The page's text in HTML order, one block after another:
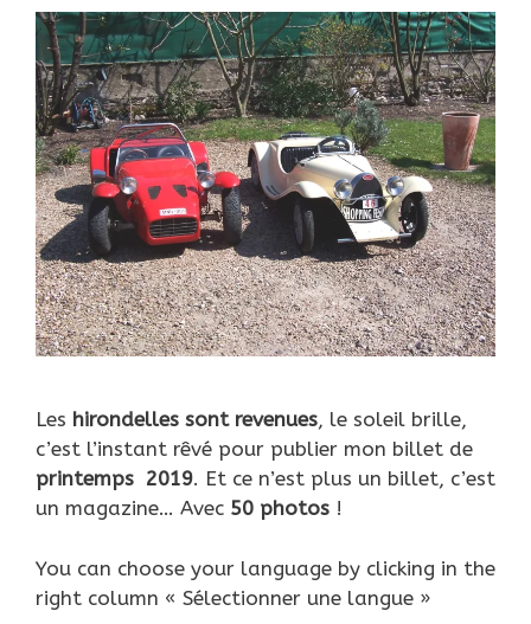
Les hirondelles sont revenues, le soleil brille,
c’est l’instant rêvé pour publier mon billet de
printemps 2019. Et ce n’est plus un billet, c’est
un magazine… Avec 50 photos !
You can choose your language by clicking in the
right column « Sélectionner une langue »